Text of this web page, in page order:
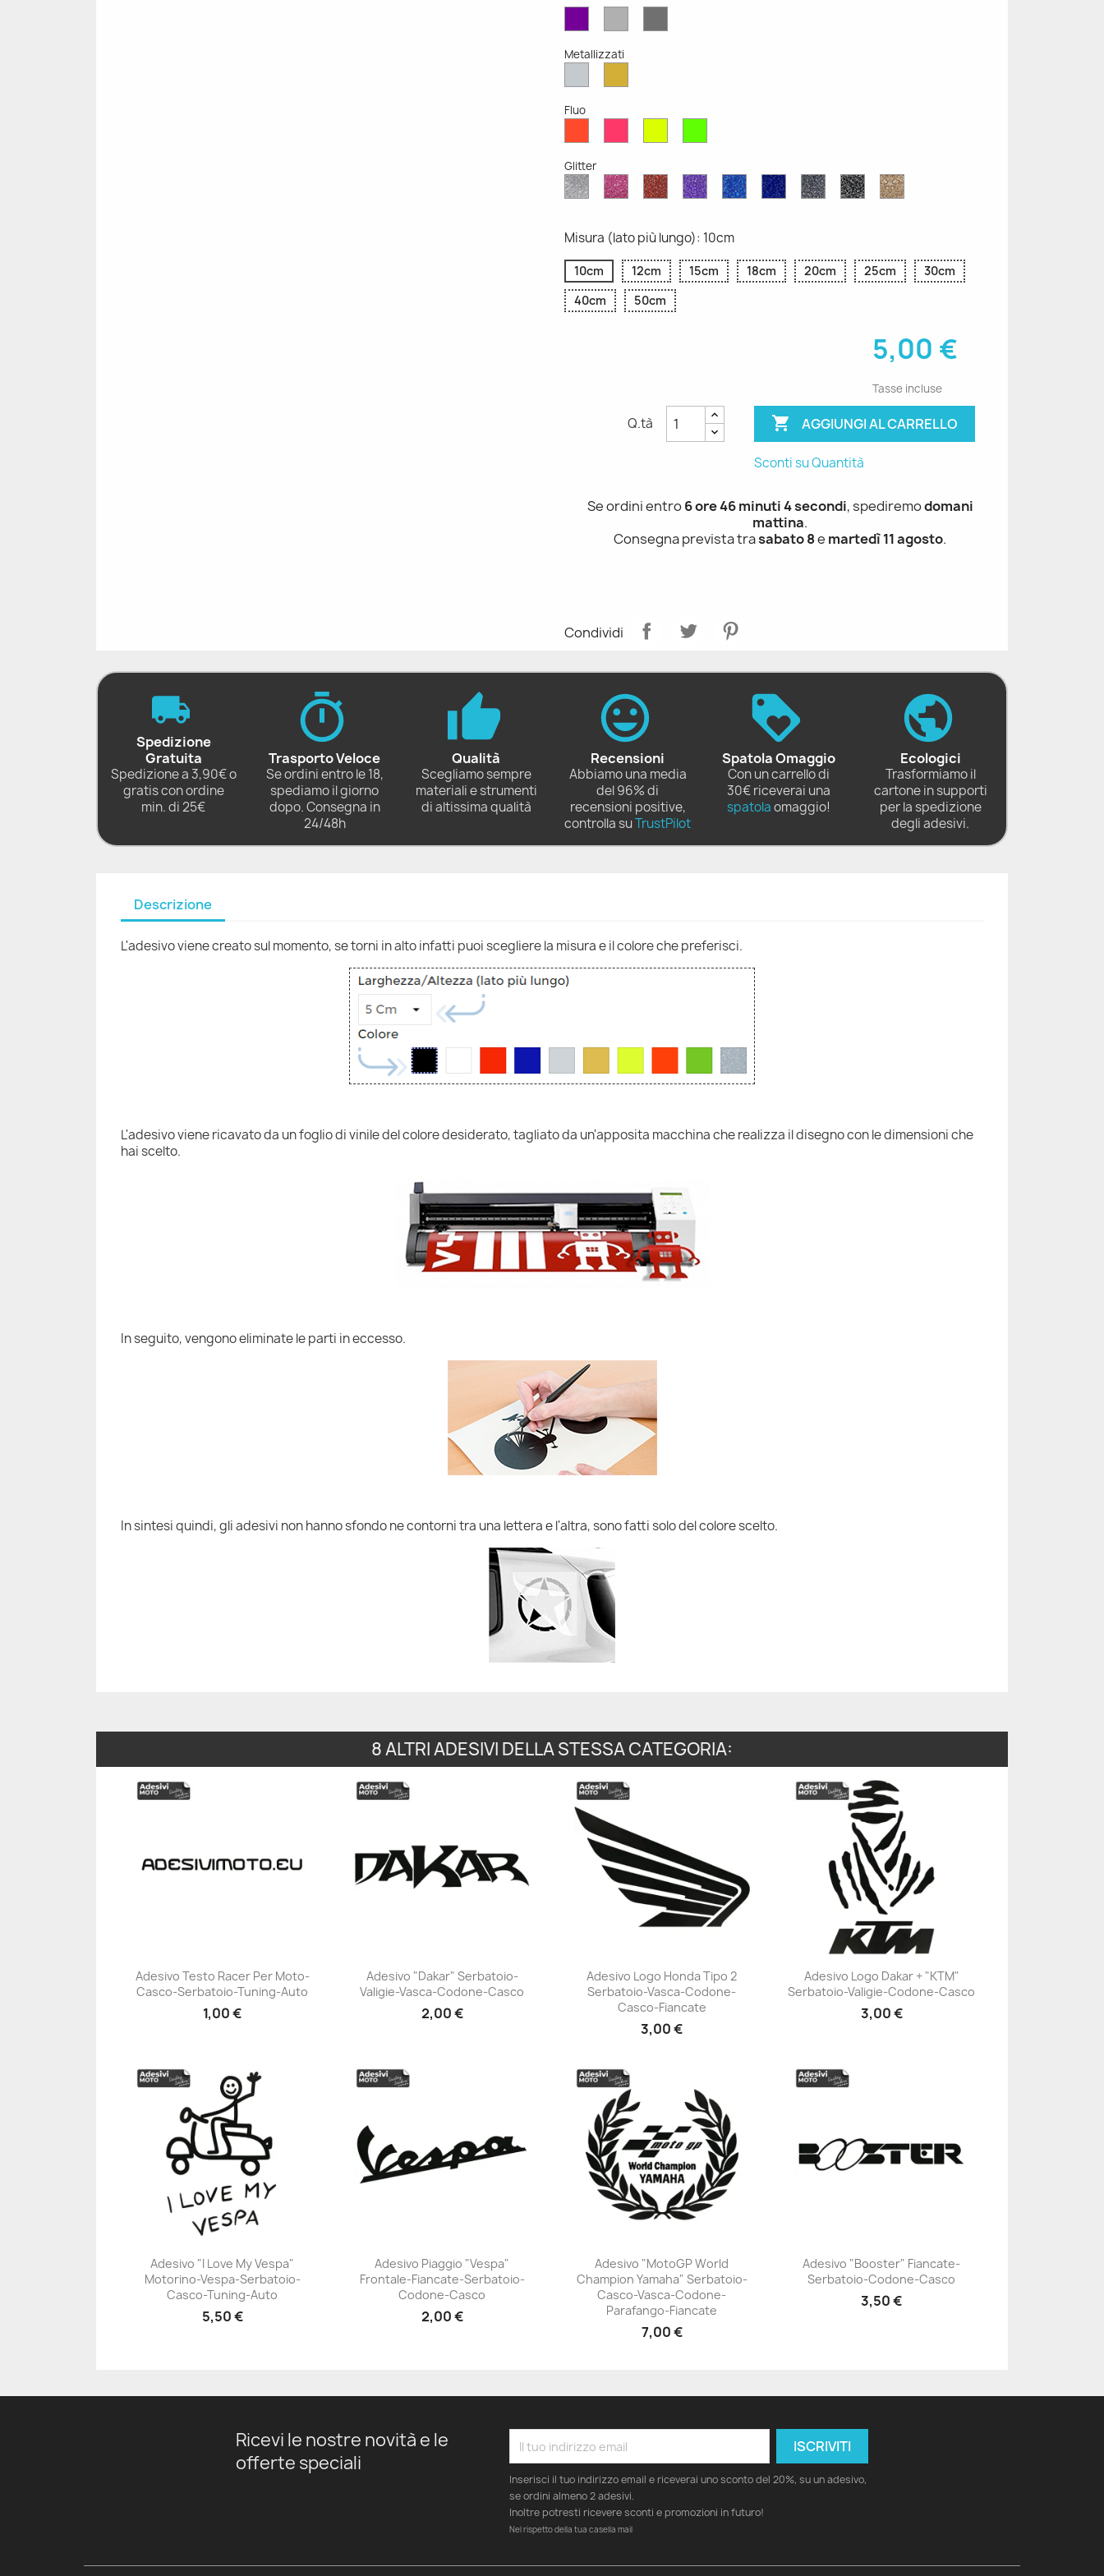
OpacoChiaroScuro
Metallizzati
MetallizzatoMetallizzato
Fluo
Fluo
Fluo
Fluo
Fluo
Glitter
Diamante
Glitter
Rosa
Glitter
Rosso
Glitter
Viola
Glitter
Blu
Zaffiro
Blu
Cobalto
Grigio
Glitter
Nero
Glitter
Oro
Glitter
Misura (lato più lungo): 10cm
10cm 12cm 15cm 18cm 20cm 25cm
30cm
40cm
50cm
5,00 €
Tasse incluse
Q.tà  AGGIUNGI AL CARRELLO
Sconti su Quantità
Se ordini entro6 ore 46 minuti 3 secondi, spediremodomani
mattina.
Consegna prevista trasabato 8e martedì 11 agosto.
Condividi
Spedizione
Gratuita
Spedizione a 3,90€ o
gratis con ordine
min. di 25€
Trasporto Veloce
Se ordini entro le 18,
spediamo il giorno
dopo. Consegna in
24/48h
Qualità
Scegliamo sempre
materiali e strumenti
di altissima qualità
Recensioni
Abbiamo una media
del 96% di
recensioni positive,
controlla suTrustPilot
Spatola Omaggio
Con un carrello di
30€ riceverai una
spatolaomaggio!
Ecologici
Trasformiamo il
cartone in supporti
per la spedizione
degli adesivi.
Descrizione
L'adesivo viene creato sul momento, se torni in alto infatti puoi scegliere la misura e il colore che preferisci.
L'adesivo viene ricavato da un foglio di vinile del colore desiderato, tagliato da un'apposita macchina che realizza il disegno con le dimensioni che
hai scelto.
In seguito, vengono eliminate le parti in eccesso.
In sintesi quindi, gli adesivi non hanno sfondo ne contorni tra una lettera e l'altra, sono fatti solo del colore scelto.
8 ALTRI ADESIVI DELLA STESSA CATEGORIA:
+23
Adesivo Testo Racer Per Moto-
Casco-Serbatoio-Tuning-Auto
1,00 €
+23
Adesivo "Dakar" Serbatoio-
Valigie-Vasca-Codone-Casco
2,00 €
+23
Adesivo Logo Honda Tipo 2
Serbatoio-Vasca-Codone-
Casco-Fiancate
3,00 €
+23
Adesivo Logo Dakar + "KTM"
Serbatoio-Valigie-Codone-Casco
3,00 €
+23
Adesivo "I Love My Vespa"
Motorino-Vespa-Serbatoio-
Casco-Tuning-Auto
5,50 €
+23
Adesivo Piaggio "Vespa"
Frontale-Fiancate-Serbatoio-
Codone-Casco
2,00 €
+23
Adesivo "MotoGP World
Champion Yamaha" Serbatoio-
Casco-Vasca-Codone-
Parafango-Fiancate
7,00 €
+23
Adesivo "Booster" Fiancate-
Serbatoio-Codone-Casco
3,50 €
Ricevi le nostre novità e le
offerte speciali
Inserisci il tuo indirizzo email e riceverai uno sconto del 20%, su un adesivo,
se ordini almeno 2 adesivi.
Inoltre potresti ricevere sconti e promozioni in futuro!
Nel rispetto della tua casella mail